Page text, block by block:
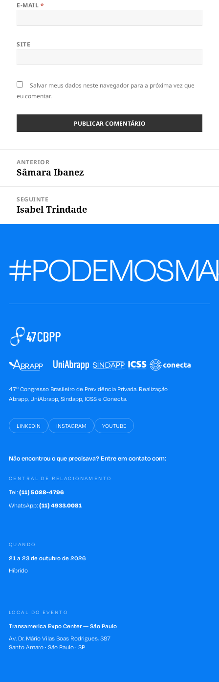
E-MAIL *
SITE
Salvar meus dados neste navegador para a próxima vez que
eu comentar.
ANTERIOR
Post
Sâmara Ibanez
SEGUINTE
Próximo
Isabel Trindade
#PODEMOS
47º Congresso Brasileiro de Previdência Privada. Realização
Abrapp, UniAbrapp, Sindapp, ICSS e Conecta.
LINKEDIN INSTAGRAM YOUTUBE
Não encontrou o que precisava? Entre em contato com:
CENTRAL DE RELACIONAMENTO
Tel: (11) 5028-4796
WhatsApp: (11) 4933.0081
QUANDO
21 a 23 de outubro de 2026
Híbrido
LOCAL DO EVENTO
Transamerica Expo Center — São Paulo
Av. Dr. Mário Vilas Boas Rodrigues, 387
Santo Amaro · São Paulo · SP